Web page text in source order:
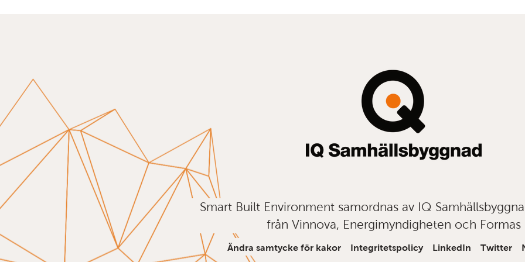
Smart Built Environment samordnas av IQ
från Vinnova, Energimyndigheten och Formas
Ändra samtycke för kakor Integritetspolicy LinkedIn Twitter